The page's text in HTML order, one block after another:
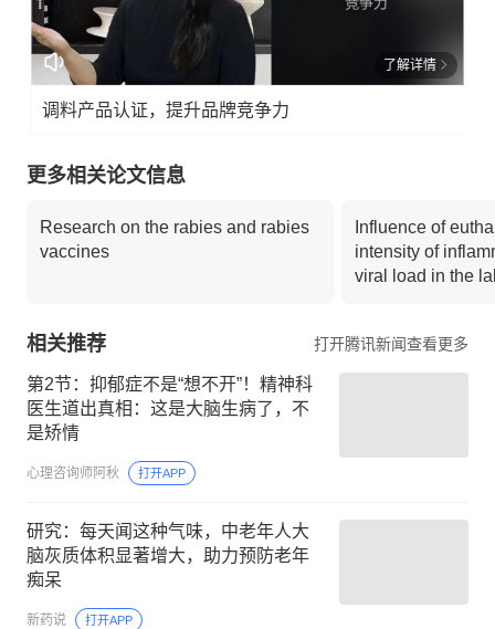
了解详情
调料产品认证，提升品牌竞争力
更多相关论文信息
Research on the rabies and rabies
vaccines
Influence of
intensity of
viral load in the
相关推荐 打开腾讯新闻查看更多
第2节：抑郁症不是“想不开”！精神科
医生道出真相：这是大脑生病了，不
是矫情
心理咨询师阿秋 打开APP
研究：每天闻这种气味，中老年人大
脑灰质体积显著增大，助力预防老年
痴呆
新药说 打开APP